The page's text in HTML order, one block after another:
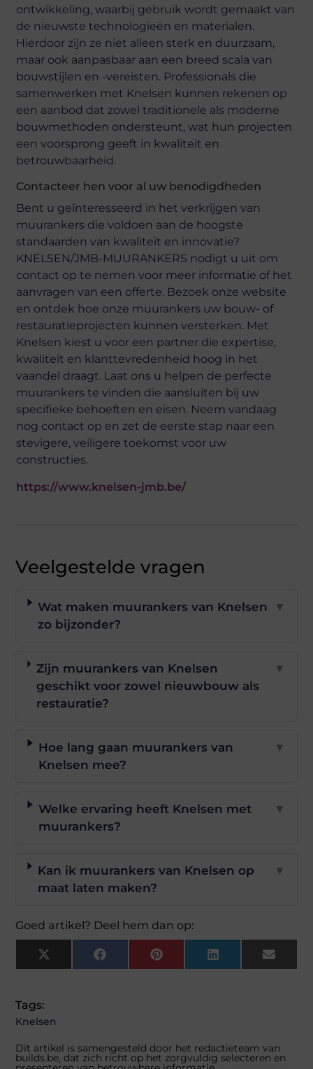
ontwikkeling, waarbij gebruik wordt gemaakt van
de nieuwste technologieën en materialen.
Hierdoor zijn ze niet alleen sterk en duurzaam,
maar ook aanpasbaar aan een breed scala van
bouwstijlen en -vereisten. Professionals die
samenwerken met Knelsen kunnen rekenen op
een aanbod dat zowel traditionele als moderne
bouwmethoden ondersteunt, wat hun projecten
een voorsprong geeft in kwaliteit en
betrouwbaarheid.
Contacteer hen voor al uw benodigdheden
Bent u geïnteresseerd in het verkrijgen van
muurankers die voldoen aan de hoogste
standaarden van kwaliteit en innovatie?
KNELSEN/JMB-MUURANKERS nodigt u uit om
contact op te nemen voor meer informatie of het
aanvragen van een offerte. Bezoek onze website
en ontdek hoe onze muurankers uw bouw- of
restauratieprojecten kunnen versterken. Met
Knelsen kiest u voor een partner die expertise,
kwaliteit en klanttevredenheid hoog in het
vaandel draagt. Laat ons u helpen de perfecte
muurankers te vinden die aansluiten bij uw
specifieke behoeften en eisen. Neem vandaag
nog contact op en zet de eerste stap naar een
stevigere, veiligere toekomst voor uw
constructies.
https://www.knelsen-jmb.be/
Veelgestelde vragen
Wat maken muurankers van Knelsen
zo bijzonder?
▼
Zijn muurankers van Knelsen
geschikt voor zowel nieuwbouw als
restauratie?
▼
Hoe lang gaan muurankers van
Knelsen mee?
▼
Welke ervaring heeft Knelsen met
muurankers?
▼
Kan ik muurankers van Knelsen op
maat laten maken?
▼
Goed artikel? Deel hem dan op:
X
(Twitter)
FacebookPinterestLinkedInEmail
Tags:
Knelsen
Dit artikel is samengesteld door het redactieteam van
builds.be, dat zich richt op het zorgvuldig selecteren en